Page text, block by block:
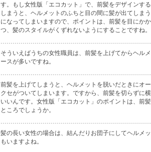
す。もし女性版「エコカット」で、前髪をデザインす
しまうと、ヘルメットのふちと目の間に髪が出てしま
になってしまいますので、ポイントは、前髪を目にか
つ、髪のスタイルがくずれないようにすることですね。
そういえばうちの女性職員は、前髪を上げてからヘル
ースが多いですね。
前髪を上げてしまうと、ヘルメットを脱いだときにオ
クセがついてしまいます。ですから、前髪を切らずに
いいんです。女性版「エコカット」のポイントは、前
ところでしょうか。
髪の長い女性の場合は、結んだりお団子にしてヘルメ
もいますよね。